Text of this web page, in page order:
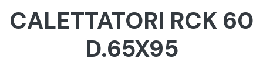
CALETTATORI RCK 60
D.65X95